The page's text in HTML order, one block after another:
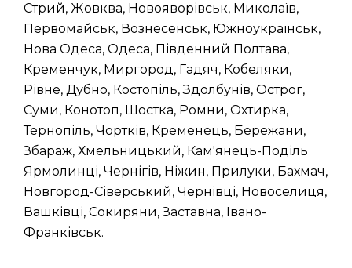
Стрий, Жовква, Новояворівськ, Миколаїв,
Первомайськ, Вознесенськ, Южноукраїнськ,
Нова Одеса, Одеса, Південний Полтава,
Кременчук, Миргород, Гадяч, Кобеляки,
Рівне, Дубно, Костопіль, Здолбунів, Острог,
Суми, Конотоп, Шостка, Ромни, Охтирка,
Тернопіль, Чортків, Кременець, Бережани,
Збараж, Хмельницький, Кам'янець-Поділь
Ярмолинці, Чернігів, Ніжин, Прилуки, Бахмач,
Новгород-Сіверський, Чернівці, Новоселиця,
Вашківці, Сокиряни, Заставна, Івано-
Франківськ.